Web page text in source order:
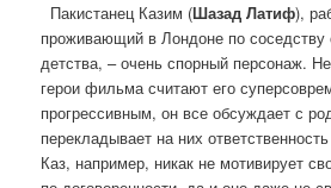
Пакистанец Казим (Шазад Латиф),
проживающий в Лондоне по соседству
детства, – очень спорный персонаж.
герои фильма считают его
прогрессивным, он все обсуждает с
перекладывает на них
Каз, например, никак не мотивирует